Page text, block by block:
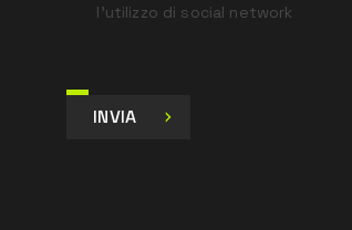
l’utilizzo di social network
INVIA